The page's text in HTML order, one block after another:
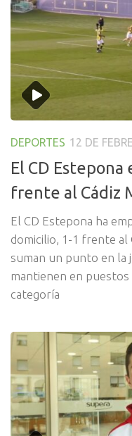
DEPORTES 12 DE
El CD
frente al Cádiz
El CD Estepona ha
domicilio, 1-1 frente al
suman un punto en la
mantienen en puestos
categoría